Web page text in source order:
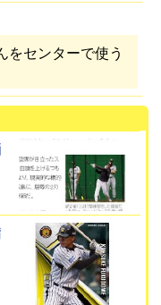
をセンターで使う